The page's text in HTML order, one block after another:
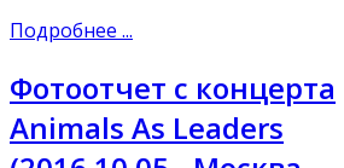
Подробнее ...
Фотоотчет с концерта
Animals As Leaders